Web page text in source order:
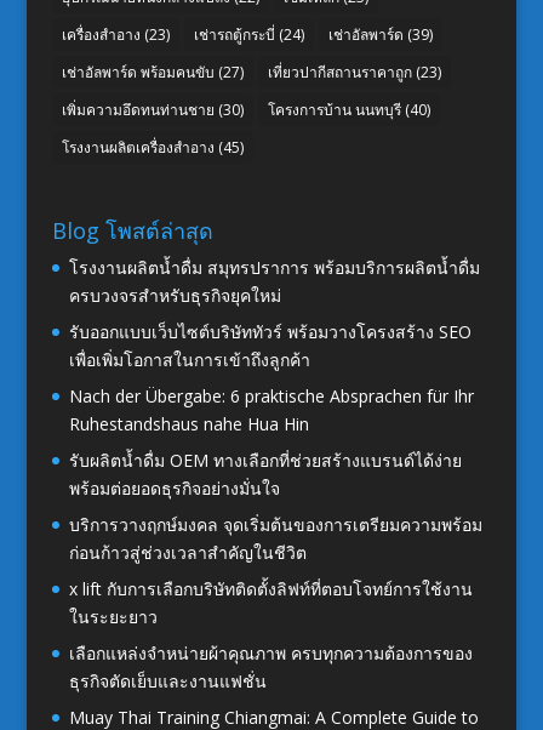
เครื่องสำอาง (23) เช่ารถตู้กระบี่ (24) เช่าอัลพาร์ด (39)
เช่าอัลพาร์ด พร้อมคนขับ (27) เที่ยวปากีสถานราคาถูก(23)
เพิ่มความอึดทนท่านชาย (30) โครงการบ้าน นนทบุรี(40)
โรงงานผลิตเครื่องสำอาง (45)
Blog โพสต์ล่าสุด
โรงงานผลิตน้ำดื่ม สมุทรปราการ พร้อมบริการผลิตน้ำดื่ม
ครบวงจรสำหรับธุรกิจยุคใหม่
รับออกแบบเว็บไซต์บริษัททัวร์ พร้อมวางโครงสร้าง SEO
เพื่อเพิ่มโอกาสในการเข้าถึงลูกค้า
Nach der Übergabe: 6 praktische Absprachen für Ihr
Ruhestandshaus nahe Hua Hin
รับผลิตน้ำดื่ม OEM ทางเลือกที่ช่วยสร้างแบรนด์ได้ง่าย
พร้อมต่อยอดธุรกิจอย่างมั่นใจ
บริการวางฤกษ์มงคล จุดเริ่มต้นของการเตรียมความพร้อม
ก่อนก้าวสู่ช่วงเวลาสำคัญในชีวิต
x lift กับการเลือกบริษัทติดตั้งลิฟท์ที่ตอบโจทย์การใช้งาน
ในระยะยาว
เลือกแหล่งจำหน่ายผ้าคุณภาพ ครบทุกความต้องการของ
ธุรกิจตัดเย็บและงานแฟชั่น
Muay Thai Training Chiangmai: A Complete Guide to